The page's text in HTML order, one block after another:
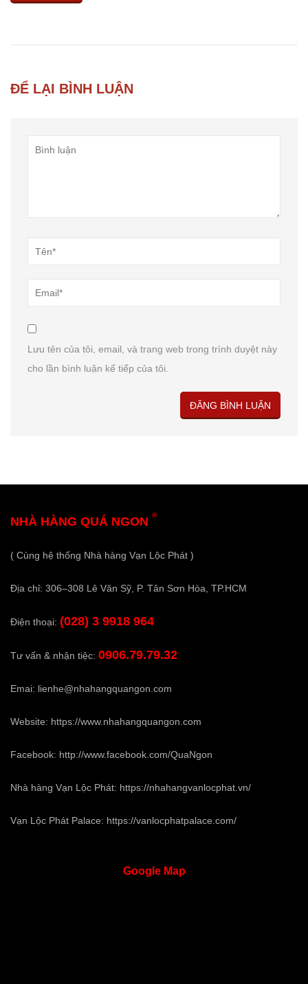
ĐỂ LẠI BÌNH LUẬN
Lưu tên của tôi, email, và trang web trong trình duyệt này
cho lần bình luận kế tiếp của tôi.
NHÀ HÀNG QUÁ NGON ®
( Cùng hệ thống Nhà hàng Vạn Lộc Phát )
Địa chỉ: 306–308 Lê Văn Sỹ, P. Tân Sơn Hòa, TP.HCM
Điện thoại: (028) 3 9918 964
Tư vấn & nhận tiệc: 0906.79.79.32
Emai: lienhe@nhahangquangon.com
Website: https://www.nhahangquangon.com
Facebook: http://www.facebook.com/QuaNgon
Nhà hàng Vạn Lộc Phát: https://nhahangvanlocphat.vn/
Vạn Lộc Phát Palace: https://vanlocphatpalace.com/
GoogleMap